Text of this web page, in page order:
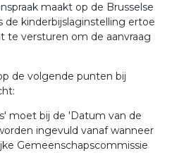
maakt op de Brusselse
de kinderbijslaginstelling ertoe
te versturen om de aanvraag
de volgende punten bij
moet bij de 'Datum van de
ingevuld vanaf wanneer
Gemeenschapscommissie